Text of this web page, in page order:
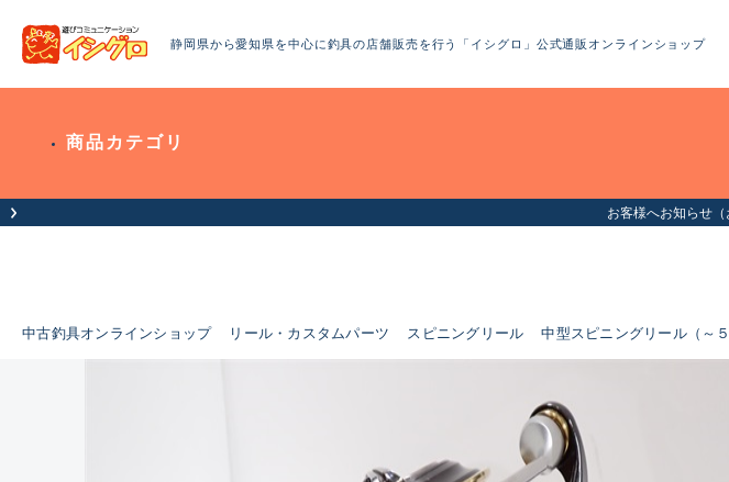
静岡県から愛知県を中心に釣具の店舗販売を行う「イシグロ」公式通販オンラインショップ
商品カテゴリ
中古釣具オンラインショップ リール・カスタムパーツ スピニングリール 中型スピニングリール（～５